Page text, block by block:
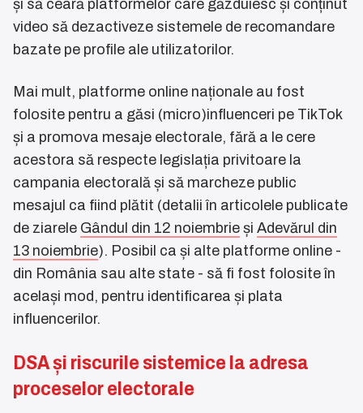
și să ceară platformelor care găzduiesc și conținut
video să dezactiveze sistemele de recomandare
bazate pe profile ale utilizatorilor.
Mai mult, platforme online naționale au fost
folosite pentru a găsi (micro)influenceri pe TikTok
și a promova mesaje electorale, fără a le cere
acestora să respecte legislația privitoare la
campania electorală și să marcheze public
mesajul ca fiind plătit (detalii în articolele publicate
de ziarele Gândul din 12 noiembrie și Adevărul din
13 noiembrie). Posibil ca și alte platforme online -
din România sau alte state - să fi fost folosite în
același mod, pentru identificarea și plata
influencerilor.
DSA și riscurile sistemice la adresa
proceselor electorale